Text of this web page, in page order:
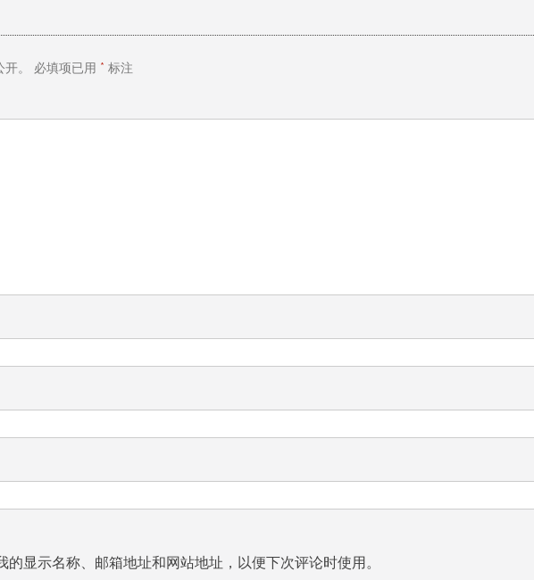
。 必填项已用 * 标注
的显示名称、邮箱地址和网站地址，以便下次评论时使用。